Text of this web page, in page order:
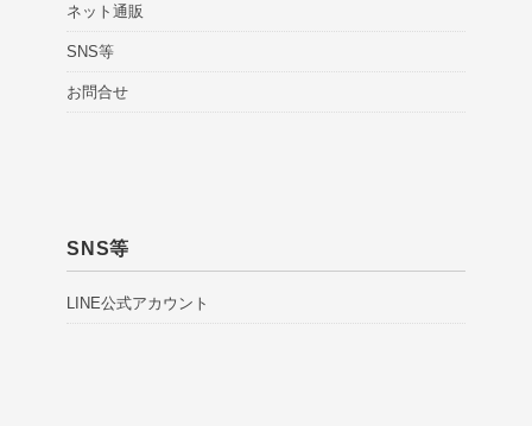
ネット通販
SNS等
お問合せ
SNS等
LINE公式アカウント